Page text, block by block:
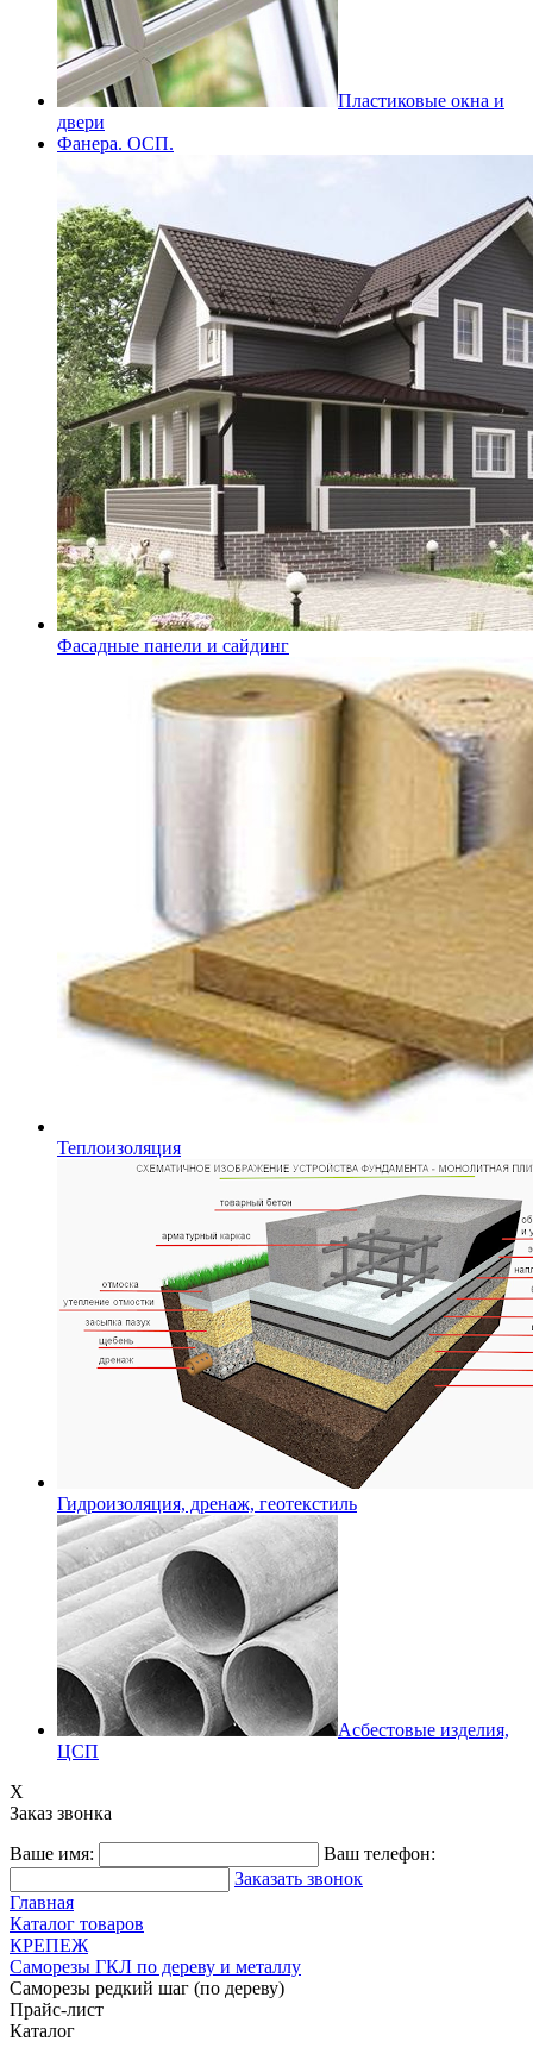
Пластиковые окна и
двери
Фанера. ОСП.
Фасадные панели и сайдинг
Теплоизоляция
Гидроизоляция, дренаж, геотекстиль
Асбестовые изделия,
ЦСП
X
Заказ звонка
Ваше имя:
Ваш телефон:
Заказать звонок
Главная
Каталог товаров
КРЕПЕЖ
Саморезы ГКЛ по дереву и металлу
Саморезы редкий шаг (по дереву)
Прайс-лист
Каталог